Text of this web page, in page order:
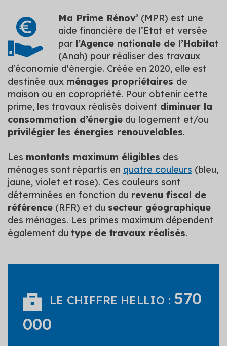
Ma Prime Rénov’ (MPR) est une
aide financière de l’Etat et versée
par l’Agence nationale de l’Habitat
(Anah) pour réaliser des travaux
d'économie d'énergie. Créée en 2020, elle est
destinée aux ménages propriétaires de
maison ou en copropriété. Pour obtenir cette
prime, les travaux réalisés doivent diminuer la
consommation d’énergie du logement et/ou
privilégier les énergies renouvelables.
Les montants maximum éligibles des
ménages sont répartis en quatre couleurs (bleu,
jaune, violet et rose). Ces couleurs sont
déterminées en fonction du revenu fiscal de
référence (RFR) et du secteur géographique
des ménages. Les primes maximum dépendent
également du type de travaux réalisés.
LE CHIFFRE HELLIO : 570
000